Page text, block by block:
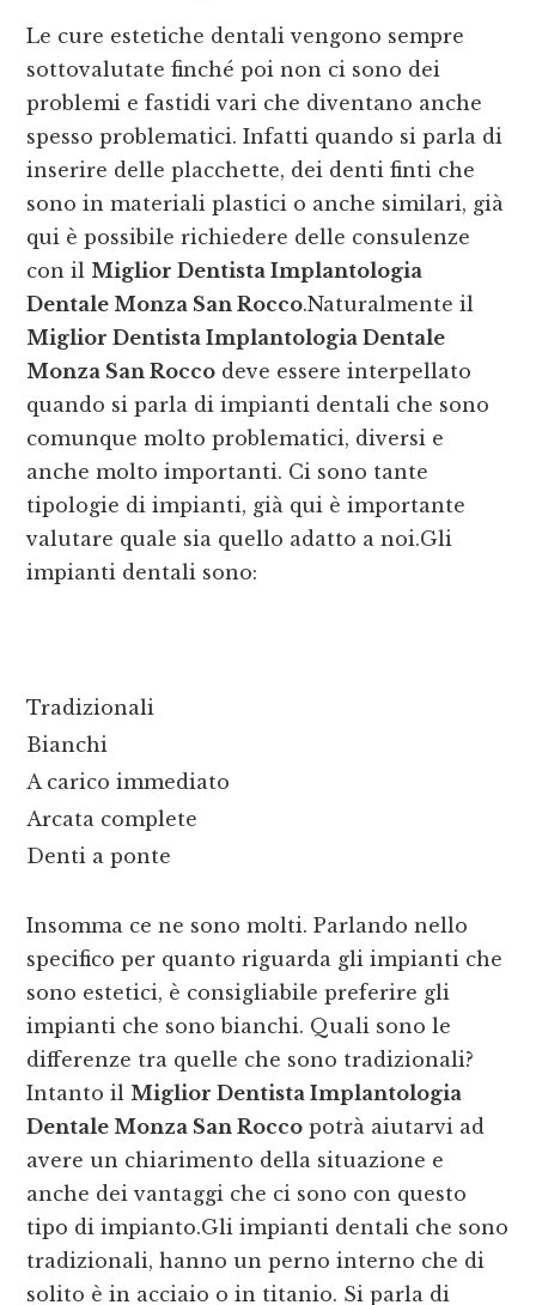
Le cure estetiche dentali vengono sempre
sottovalutate finché poi non ci sono dei
problemi e fastidi vari che diventano anche
spesso problematici. Infatti quando si parla di
inserire delle placchette, dei denti finti che
sono in materiali plastici o anche similari, già
qui è possibile richiedere delle consulenze
con il Miglior Dentista Implantologia
Dentale Monza San Rocco.Naturalmente il
Miglior Dentista Implantologia Dentale
Monza San Rocco deve essere interpellato
quando si parla di impianti dentali che sono
comunque molto problematici, diversi e
anche molto importanti. Ci sono tante
tipologie di impianti, già qui è importante
valutare quale sia quello adatto a noi.Gli
impianti dentali sono:
Tradizionali
Bianchi
A carico immediato
Arcata complete
Denti a ponte
Insomma ce ne sono molti. Parlando nello
specifico per quanto riguarda gli impianti che
sono estetici, è consigliabile preferire gli
impianti che sono bianchi. Quali sono le
differenze tra quelle che sono tradizionali?
Intanto il Miglior Dentista Implantologia
Dentale Monza San Rocco potrà aiutarvi ad
avere un chiarimento della situazione e
anche dei vantaggi che ci sono con questo
tipo di impianto.Gli impianti dentali che sono
tradizionali, hanno un perno interno che di
solito è in acciaio o in titanio. Si parla di